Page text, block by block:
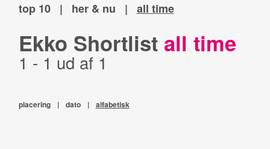
top 10 | her & nu | all time
Ekko Shortlist all time
1 - 1 ud af 1
placering | dato | alfabetisk